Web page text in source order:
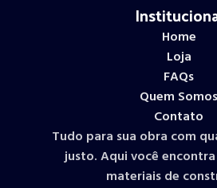
Home
Loja
FAQs
Quem Somos
Contato
Tudo para sua obra com
justo. Aqui você
materiais de